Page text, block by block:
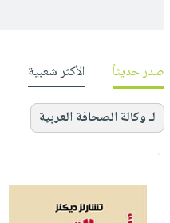
صدر حديثاً الأكثر شعبية
لـ وكالة الصحافة العربية